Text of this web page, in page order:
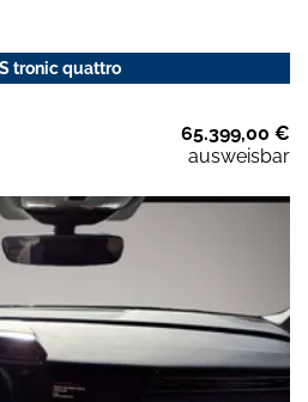
tronic quattro
65.399,00 €
ausweisbar